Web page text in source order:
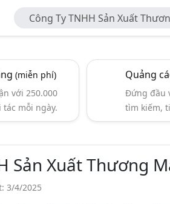
Công Ty TNHH Sản Xuất
Anh SG
(miễn phí)
với 250.000
mỗi ngày.
Quảng
Đứng đầu
tìm kiếm,
Sản Xuất Thương
3/4/2025